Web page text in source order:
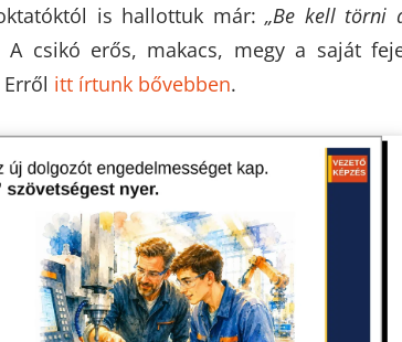
is hallottuk már:„Be kell törni
csikó erős, makacs, megy a saját
itt írtunk bővebben.